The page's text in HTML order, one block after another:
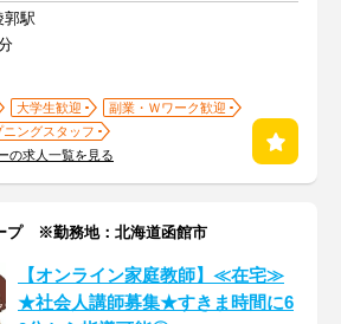
郭駅
大学生歓迎
副業・Ｗワーク歓迎
ニングスタッフ
の求人一覧を見る
プ ※勤務地：北海道函館市
【オンライン家庭教師】≪在宅≫
★社会人講師募集★すきま時間に6